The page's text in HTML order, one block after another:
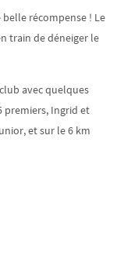
récompense ! Le
train de déneiger le
avec quelques
premiers, Ingrid et
et sur le 6 km